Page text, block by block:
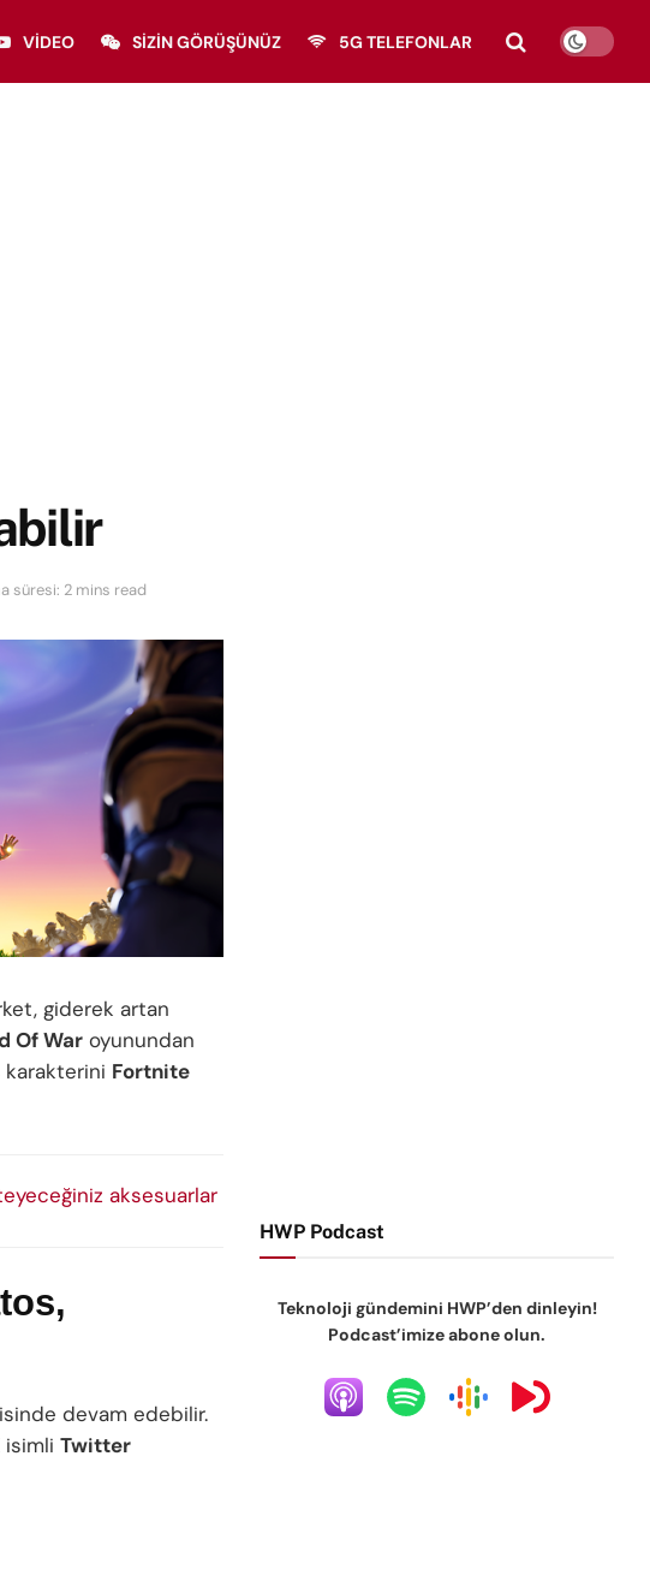
VIDEO SIZIN GÖRÜŞÜNÜZ 5G TELEFONLAR
süresi: 2 mins read
giderek artan
Of War oyunundan
karakterini Fortnite
aksesuarlar
devam edebilir.
isimli Twitter
HWP Podcast
Teknoloji gündemini HWP’den dinleyin!
Podcast’imize abone olun.